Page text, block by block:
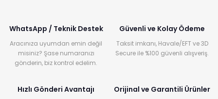
WhatsApp / Teknik Destek
Aracınıza uyumdan emin değil
misiniz? Şase numaranızı
gönderin, biz kontrol edelim.
Güvenli ve Kolay Ödeme
Taksit imkanı, Havale/EFT ve 3D
Secure ile %100 güvenli alışveriş.
Hızlı Gönderi Avantajı Orijinal ve Garantili Ürünler